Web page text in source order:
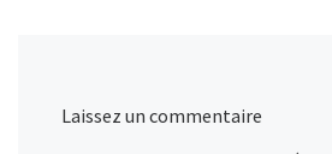
Laissez un commentaire